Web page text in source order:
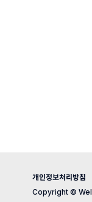
개인정보처리방침
Copyright ©